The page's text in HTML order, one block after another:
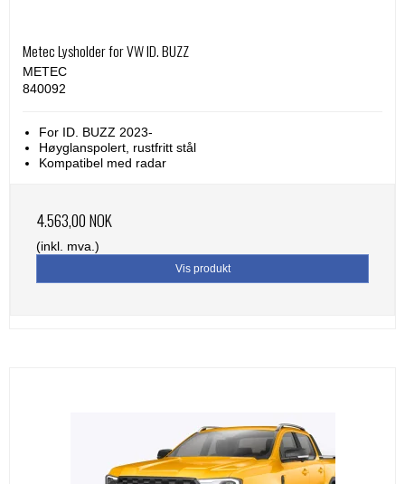
Metec Lysholder for VW ID. BUZZ
METEC
840092
For ID. BUZZ 2023-
Høyglanspolert, rustfritt stål
Kompatibel med radar
4.563,00 NOK
(inkl. mva.)
Vis produkt